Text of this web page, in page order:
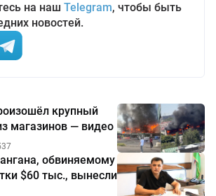
на наш Telegram, чтобы быть
новостей.
крупный
магазинов — видео
обвиняемому
$60 тыс., вынесли